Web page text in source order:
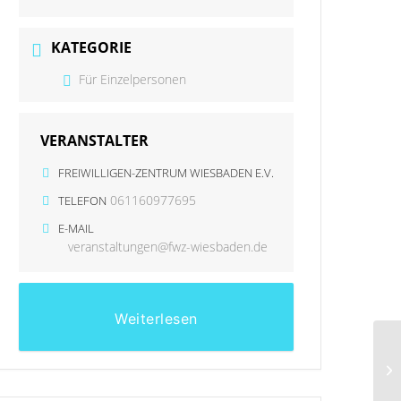
KATEGORIE
Für Einzelpersonen
VERANSTALTER
FREIWILLIGEN-ZENTRUM WIESBADEN E.V.
TELEFON 061160977695
E-MAIL
veranstaltungen@fwz-wiesbaden.de
Weiterlesen